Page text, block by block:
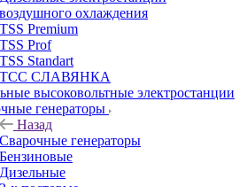
воздушного охлаждения
TSS Premium
TSS Prof
TSS Standart
ТСС СЛАВЯНКА
высоковольтные электростанции
генераторы
Назад
Сварочные генераторы
Бензиновые
Дизельные